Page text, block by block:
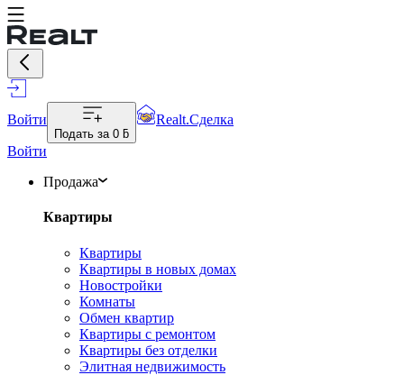
Войти
Подать за 0 ƃ
Realt.Сделка
Войти
Продажа
Квартиры
Квартиры
Квартиры в новых домах
Новостройки
Комнаты
Обмен квартир
Квартиры с ремонтом
Квартиры без отделки
Элитная недвижимость